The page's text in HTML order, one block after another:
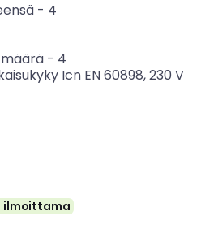
- 4
- 4
Icn EN 60898, 230 V
ilmoittama